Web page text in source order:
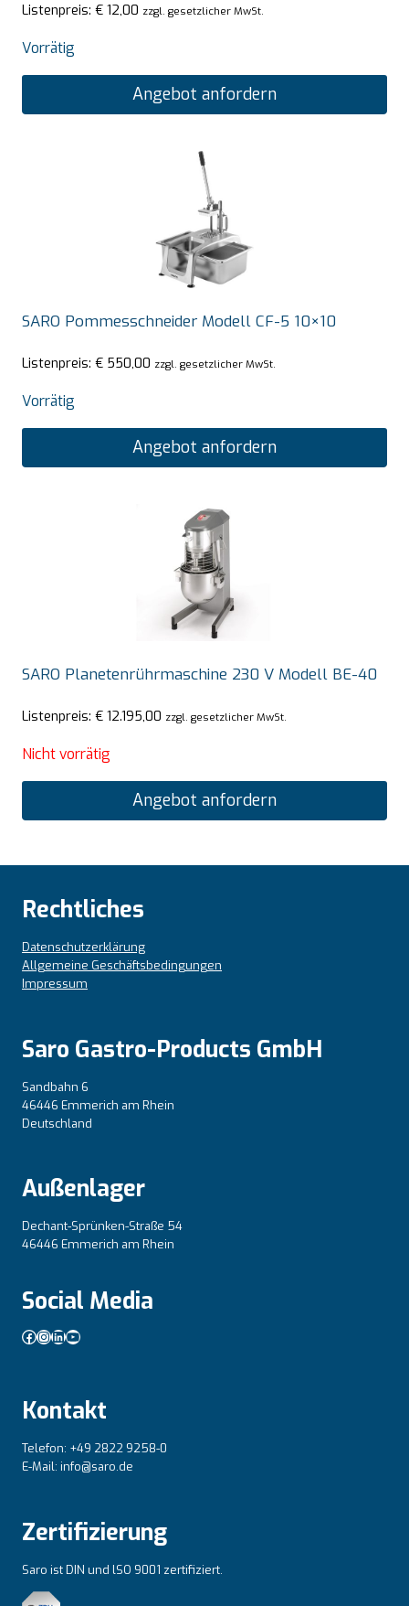
Listenpreis: € 12,00 zzgl. gesetzlicher MwSt.
Vorrätig
Angebot anfordern
SARO Pommesschneider Modell CF-5 10×10
Listenpreis: € 550,00 zzgl. gesetzlicher MwSt.
Vorrätig
Angebot anfordern
SARO Planetenrührmaschine 230 V Modell BE-40
Listenpreis: € 12.195,00 zzgl. gesetzlicher MwSt.
Nicht vorrätig
Angebot anfordern
Rechtliches
Datenschutzerklärung
Allgemeine Geschäftsbedingungen
Impressum
Saro Gastro-Products GmbH
Sandbahn 6
46446 Emmerich am Rhein
Deutschland
Außenlager
Dechant-Sprünken-Straße 54
46446 Emmerich am Rhein
Social Media
Facebook
Instagram
LinkedIn
YouTube
Kontakt
Telefon: +49 2822 9258-0
E-Mail: info@saro.de
Zertifizierung
Saro ist DIN und lSO 9001 zertifiziert.